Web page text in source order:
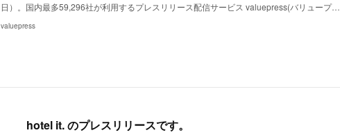
日）。国内最多59,296社が利用するプレスリリース配信サービス valuepress(バリュープ…
valuepress
hotel it. のプレスリリースです。